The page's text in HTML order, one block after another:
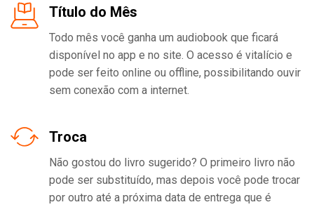
Título do Mês
Todo mês você ganha um audiobook que ficará
disponível no app e no site. O acesso é vitalício e
pode ser feito online ou offline, possibilitando ouvir
sem conexão com a internet.
Troca
Não gostou do livro sugerido? O primeiro livro não
pode ser substituído, mas depois você pode trocar
por outro até a próxima data de entrega que é